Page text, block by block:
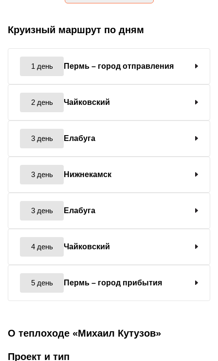
Круизный маршрут по дням
1 день Пермь – город отправления
2 день Чайковский
3 день Елабуга
3 день Нижнекамск
3 день Елабуга
4 день Чайковский
5 день Пермь – город прибытия
О теплоходе «Михаил Кутузов»
Проект и тип